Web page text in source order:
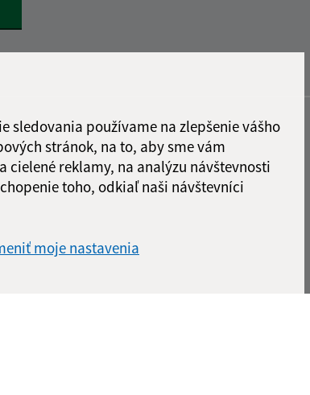
sledovania používame na zlepšenie vášho
stránok, na to, aby sme vám
cielené reklamy, na analýzu návštevnosti
toho, odkiaľ naši návštevníci
moje nastavenia